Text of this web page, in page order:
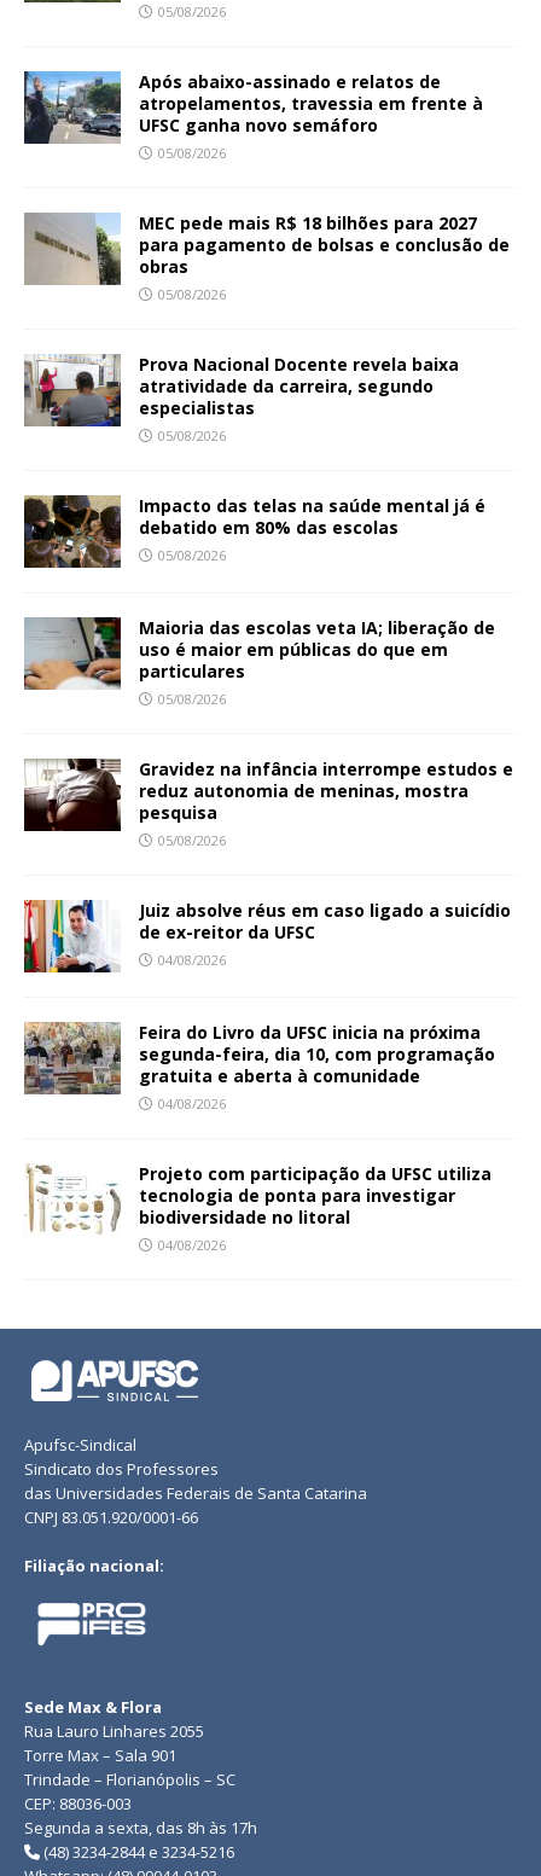
05/08/2026
Após abaixo-assinado e relatos de
atropelamentos, travessia em frente à
UFSC ganha novo semáforo
05/08/2026
MEC pede mais R$ 18 bilhões para 2027
para pagamento de bolsas e conclusão de
obras
05/08/2026
Prova Nacional Docente revela baixa
atratividade da carreira, segundo
especialistas
05/08/2026
Impacto das telas na saúde mental já é
debatido em 80% das escolas
05/08/2026
Maioria das escolas veta IA; liberação de
uso é maior em públicas do que em
particulares
05/08/2026
Gravidez na infância interrompe estudos e
reduz autonomia de meninas, mostra
pesquisa
05/08/2026
Juiz absolve réus em caso ligado a suicídio
de ex-reitor da UFSC
04/08/2026
Feira do Livro da UFSC inicia na próxima
segunda-feira, dia 10, com programação
gratuita e aberta à comunidade
04/08/2026
Projeto com participação da UFSC utiliza
tecnologia de ponta para investigar
biodiversidade no litoral
04/08/2026
Apufsc-Sindical
Sindicato dos Professores
das Universidades Federais de Santa Catarina
CNPJ 83.051.920/0001-66
Filiação nacional:
Sede Max & Flora
Rua Lauro Linhares 2055
Torre Max – Sala 901
Trindade – Florianópolis – SC
CEP: 88036-003
Segunda a sexta, das 8h às 17h
(48) 3234-2844 e 3234-5216